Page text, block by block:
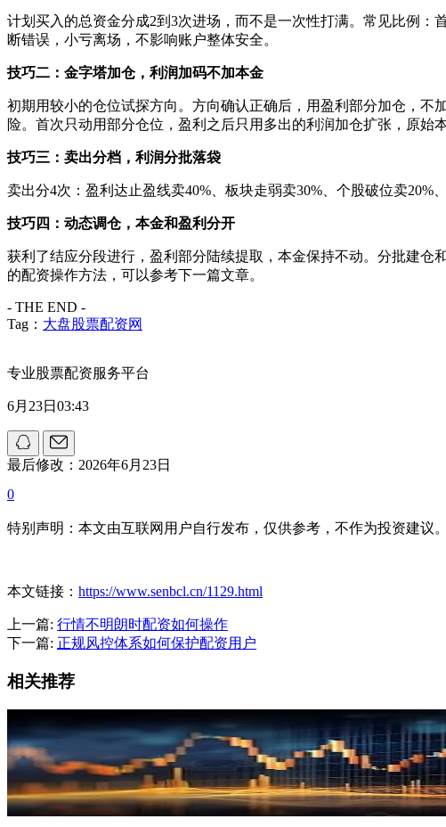
计划买入的总资金分成2到3次进场，而不是一次性打满。常见比例：
断错误，小亏离场，不影响账户整体安全。
技巧二：金字塔加仓，利润加码不加本金
初期用较小的仓位试探方向。方向确认正确后，用盈利部分加仓，
险。首次只动用部分仓位，盈利之后只用多出的利润加仓扩张，原始
技巧三：卖出分档，利润分批落袋
卖出分4次：盈利达止盈线卖40%、板块走弱卖30%、个股破位卖
技巧四：动态调仓，本金和盈利分开
获利了结应分段进行，盈利部分陆续提取，本金保持不动。分批建
的配资操作方法，可以参考下一篇文章。
- THE END -
Tag： 大盘股票配资网
专业股票配资服务平台
6月23日03:43
最后修改：2026年6月23日
0
特别声明：本文由互联网用户自行发布，仅供参考，不作为投资建议
本文链接： https://www.senbcl.cn/1129.html
上一篇: 行情不明朗时配资如何操作
下一篇: 正规风控体系如何保护配资用户
相关推荐